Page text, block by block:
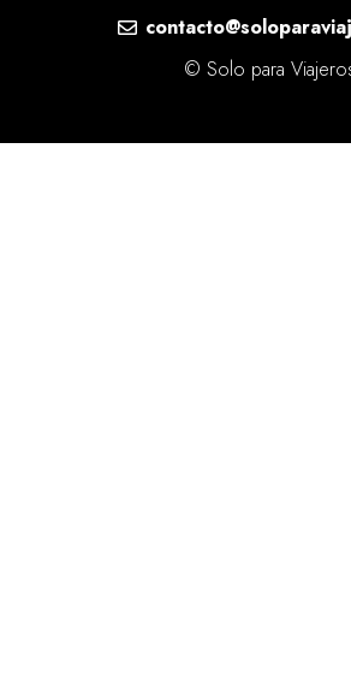
© Solo para